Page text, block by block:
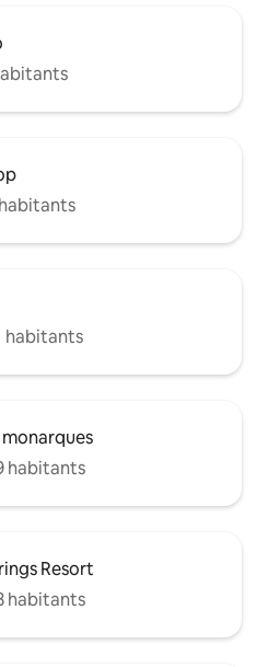
habitants
habitants
Resort
habitants